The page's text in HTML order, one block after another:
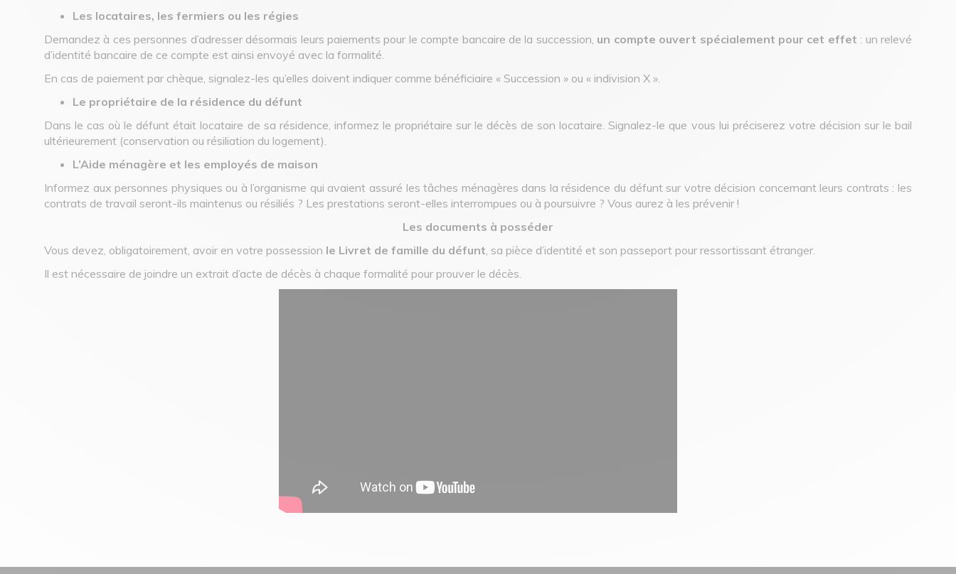
Les locataires, les fermiers ou les régies
Demandez à ces personnes d’adresser désormais leurs paiements pour le compte bancaire de la succession, un compte ouvert spécialement pour cet effet : un relevé
d’identité bancaire de ce compte est ainsi envoyé avec la formalité.
En cas de paiement par chèque, signalez-les qu’elles doivent indiquer comme bénéficiaire « Succession » ou « indivision X ».
Le propriétaire de la résidence du défunt
Dans le cas où le défunt était locataire de sa résidence, informez le propriétaire sur le décès de son locataire. Signalez-le que vous lui préciserez votre décision sur le bail
ultérieurement (conservation ou résiliation du logement).
L’Aide ménagère et les employés de maison
Informez aux personnes physiques ou à l’organisme qui avaient assuré les tâches ménagères dans la résidence du défunt sur votre décision concernant leurs contrats : les
contrats de travail seront-ils maintenus ou résiliés ? Les prestations seront-elles interrompues ou à poursuivre ? Vous aurez à les prévenir !
Les documents à posséder
Vous devez, obligatoirement, avoir en votre possession le Livret de famille du défunt , sa pièce d’identité et son passeport pour ressortissant étranger.
Il est nécessaire de joindre un extrait d’acte de décès à chaque formalité pour prouver le décès.